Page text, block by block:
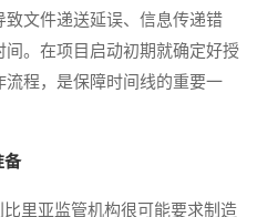
文件递送延误、信息传递错
。在项目启动初期就确定好授
程，是保障时间线的重要一
备
里亚监管机构很可能要求制造